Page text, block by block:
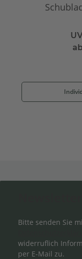
Bitte senden Sie
widerruflich
per E-Mail zu.